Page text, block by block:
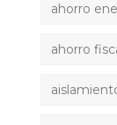
ahorro
ahorro